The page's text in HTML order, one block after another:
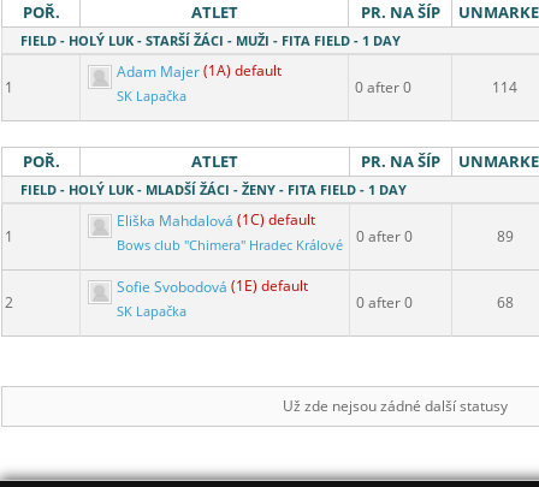
POŘ. ATLET PR. NA ŠÍP
FIELD - HOLÝ LUK - STARŠÍ ŽÁCI - MUŽI - FITA FIELD - 1 DAY
1
Adam Majer(1A) default
SK Lapačka 0 after 0 114
POŘ. ATLET PR. NA ŠÍP
FIELD - HOLÝ LUK - MLADŠÍ ŽÁCI - ŽENY - FITA FIELD - 1 DAY
1
Eliška Mahdalová (1C) default
Bows club "Chimera" Hradec Králové 0 after 0 89
2
Sofie Svobodová (1E) default
SK Lapačka 0 after 0 68
Už zde nejsou zádné další statusy